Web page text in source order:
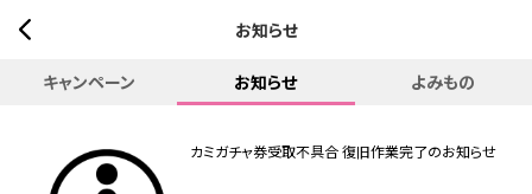
お知らせ
キャンペーン お知らせ よみもの
カミガチャ券受取不具合 復旧作業完了のお知らせ